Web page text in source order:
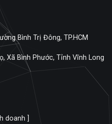
Bình Trị Đông, TP.HCM
Xã Bình Phước, Tỉnh Vĩnh Long
doanh ]